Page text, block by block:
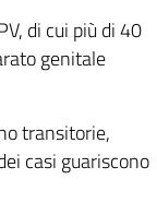
di cui più di 40
genitale
transitorie,
casi guariscono